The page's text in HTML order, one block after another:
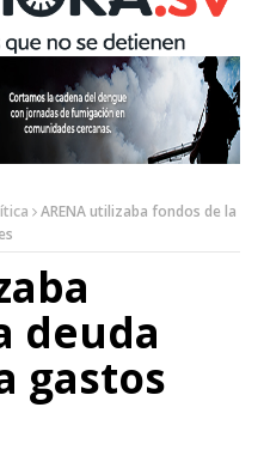
ARENA utilizaba fondos de la
deuda
gastos